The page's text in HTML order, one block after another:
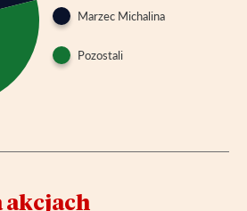
Marzec Michalina
Pozostali
akcjach